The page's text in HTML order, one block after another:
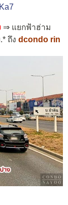
⇒ แยกฟ้าฮ่าม
ถึง dcondo rin